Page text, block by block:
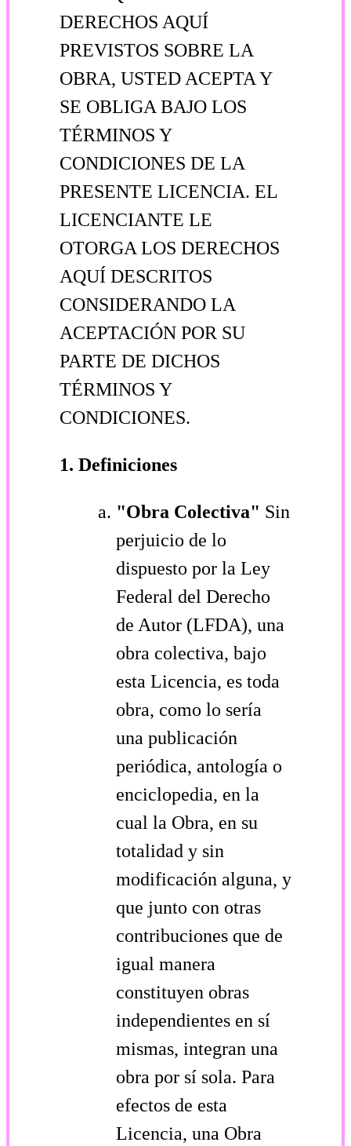
DERECHOS AQUÍ
PREVISTOS SOBRE LA
OBRA, USTED ACEPTA Y
SE OBLIGA BAJO LOS
TÉRMINOS Y
CONDICIONES DE LA
PRESENTE LICENCIA. EL
LICENCIANTE LE
OTORGA LOS DERECHOS
AQUÍ DESCRITOS
CONSIDERANDO LA
ACEPTACIÓN POR SU
PARTE DE DICHOS
TÉRMINOS Y
CONDICIONES.
1. Definiciones
"Obra Colectiva" Sin
perjuicio de lo
dispuesto por la Ley
Federal del Derecho
de Autor (LFDA), una
obra colectiva, bajo
esta Licencia, es toda
obra, como lo sería
una publicación
periódica, antología o
enciclopedia, en la
cual la Obra, en su
totalidad y sin
modificación alguna, y
que junto con otras
contribuciones que de
igual manera
constituyen obras
independientes en sí
mismas, integran una
obra por sí sola. Para
efectos de esta
Licencia, una Obra